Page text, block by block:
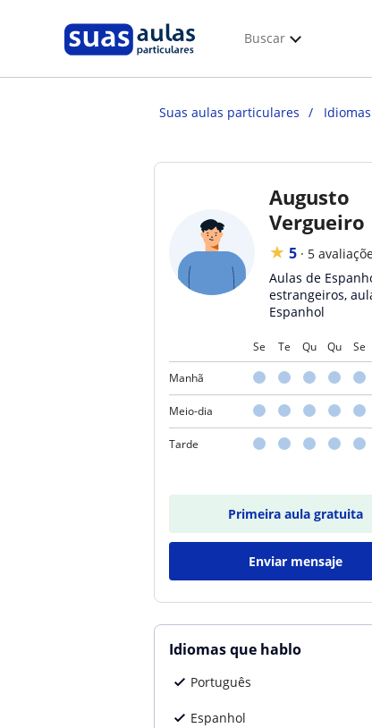
Buscar
Suas aulas particulares Idiomas
Augusto
Vergueiro
★ 5 · 5
Aulas de
estrangeiros,
Espanhol
Se Te Qu Qu Se
Manhã
Meio-dia
Tarde
Primeira aula gratuita
Enviar mensaje
Idiomas que hablo
Português
Espanhol